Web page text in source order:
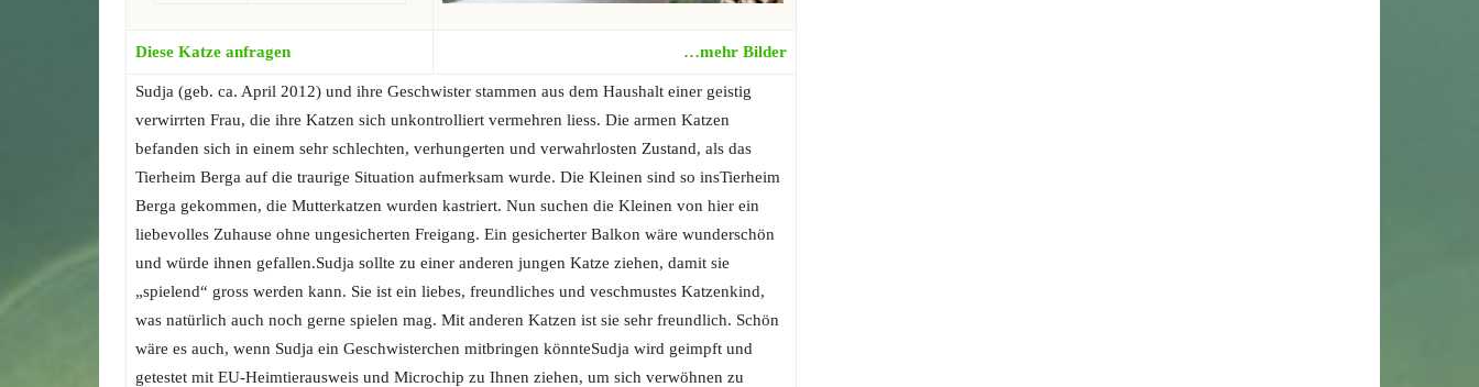
Diese Katze anfragen …mehr Bilder
Sudja (geb. ca. April 2012) und ihre Geschwister stammen aus dem Haushalt einer geistig
verwirrten Frau, die ihre Katzen sich unkontrolliert vermehren liess. Die armen Katzen
befanden sich in einem sehr schlechten, verhungerten und verwahrlosten Zustand, als das
Tierheim Berga auf die traurige Situation aufmerksam wurde. Die Kleinen sind so insTierheim
Berga gekommen, die Mutterkatzen wurden kastriert. Nun suchen die Kleinen von hier ein
liebevolles Zuhause ohne ungesicherten Freigang. Ein gesicherter Balkon wäre wunderschön
und würde ihnen gefallen.Sudja sollte zu einer anderen jungen Katze ziehen, damit sie
„spielend“ gross werden kann. Sie ist ein liebes, freundliches und veschmustes Katzenkind,
was natürlich auch noch gerne spielen mag. Mit anderen Katzen ist sie sehr freundlich. Schön
wäre es auch, wenn Sudja ein Geschwisterchen mitbringen könnteSudja wird geimpft und
getestet mit EU-Heimtierausweis und Microchip zu Ihnen ziehen, um sich verwöhnen zu